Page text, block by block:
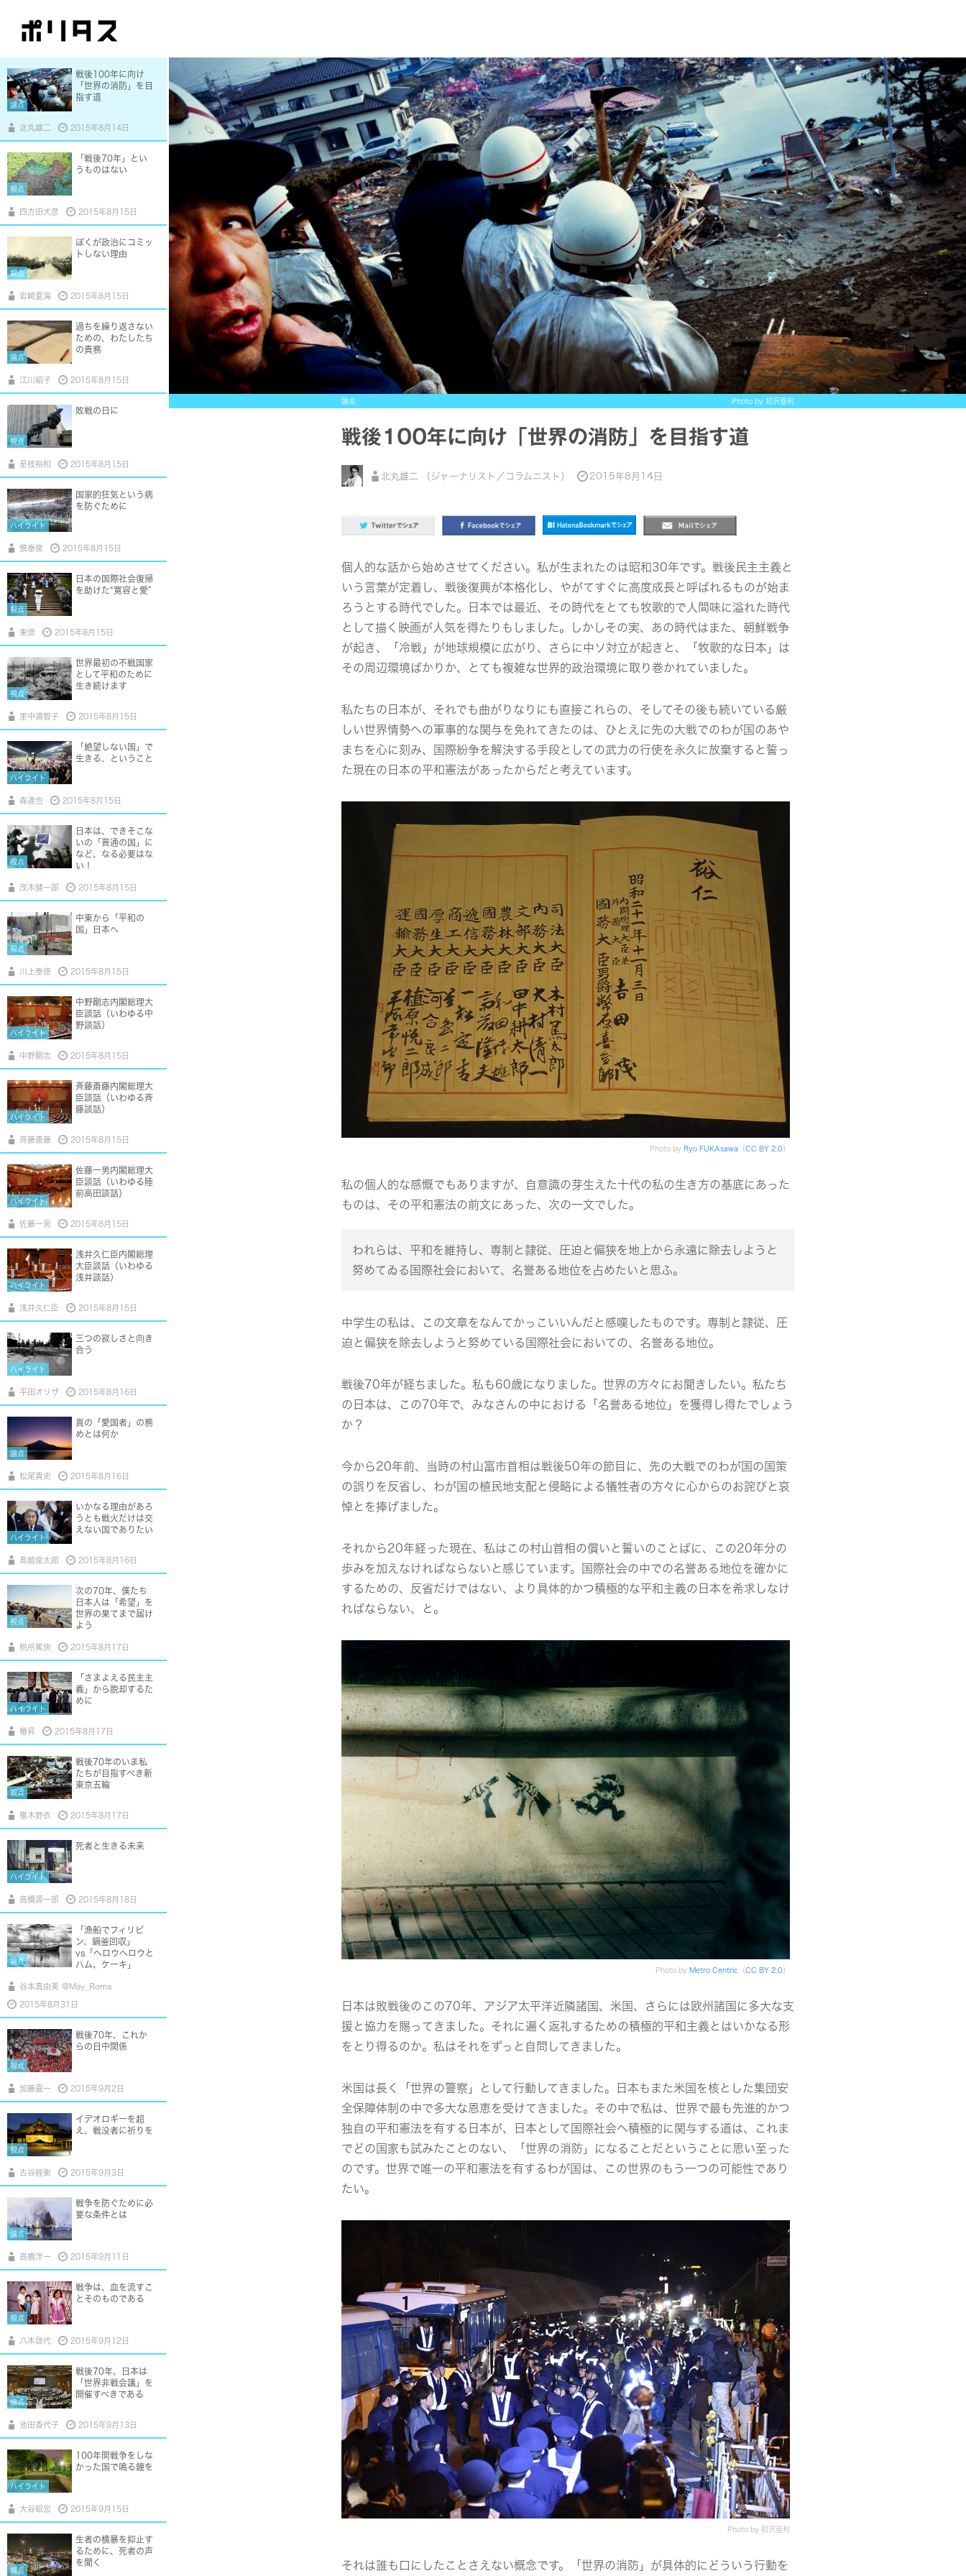
論点 Photo by 初沢亜利
戦後100年に向け「世界の消防」を目指す道
北丸雄二 （ジャーナリスト／コラムニスト） 2015年8月14日
個人的な話から始めさせてください。私が生まれたのは昭和30年です。戦後民主主義と
いう言葉が定着し、戦後復興が本格化し、やがてすぐに高度成長と呼ばれるものが始ま
ろうとする時代でした。日本では最近、その時代をとても牧歌的で人間味に溢れた時代
として描く映画が人気を得たりもしました。しかしその実、あの時代はまた、朝鮮戦争
が起き、「冷戦」が地球規模に広がり、さらに中ソ対立が起きと、「牧歌的な日本」は
その周辺環境ばかりか、とても複雑な世界的政治環境に取り巻かれていました。
私たちの日本が、それでも曲がりなりにも直接これらの、そしてその後も続いている厳
しい世界情勢への軍事的な関与を免れてきたのは、ひとえに先の大戦でのわが国のあや
まちを心に刻み、国際紛争を解決する手段としての武力の行使を永久に放棄すると誓っ
た現在の日本の平和憲法があったからだと考えています。
Photo by Ryo FUKAsawa （CC BY 2.0 ）
私の個人的な感慨でもありますが、自意識の芽生えた十代の私の生き方の基底にあった
ものは、その平和憲法の前文にあった、次の一文でした。
われらは、平和を維持し、専制と隷従、圧迫と偏狭を地上から永遠に除去しようと
努めてゐる国際社会において、名誉ある地位を占めたいと思ふ。
中学生の私は、この文章をなんてかっこいいんだと感嘆したものです。専制と隷従、圧
迫と偏狭を除去しようと努めている国際社会においての、名誉ある地位。
戦後70年が経ちました。私も60歳になりました。世界の方々にお聞きしたい。私たち
の日本は、この70年で、みなさんの中における「名誉ある地位」を獲得し得たでしょう
か？
今から20年前、当時の村山富市首相は戦後50年の節目に、先の大戦でのわが国の国策
の誤りを反省し、わが国の植民地支配と侵略による犠牲者の方々に心からのお詫びと哀
悼とを捧げました。
それから20年経った現在、私はこの村山首相の償いと誓いのことばに、この20年分の
歩みを加えなければならないと感じています。国際社会の中での名誉ある地位を確かに
するための、反省だけではない、より具体的かつ積極的な平和主義の日本を希求しなけ
ればならない、と。
Photo by Metro Centric（CC BY 2.0 ）
日本は敗戦後のこの70年、アジア太平洋近隣諸国、米国、さらには欧州諸国に多大な支
援と協力を賜ってきました。それに遍く返礼するための積極的平和主義とはいかなる形
をとり得るのか。私はそれをずっと自問してきました。
米国は長く「世界の警察」として行動してきました。日本もまた米国を核とした集団安
全保障体制の中で多大な恩恵を受けてきました。その中で私は、世界で最も先進的かつ
独自の平和憲法を有する日本が、日本として国際社会へ積極的に関与する道は、これま
でどの国家も試みたことのない、「世界の消防」になることだということに思い至った
のです。世界で唯一の平和憲法を有するわが国は、この世界のもう一つの可能性であり
たい。
Photo by 初沢亜利
それは誰も口にしたことさえない概念です。「世界の消防」が具体的にどういう行動を
加藤典洋 2015年8月14日
論点
戦後100年に向け
「世界の消防」を目
指す道
北丸雄二 2015年8月14日
視点
「戦後70年」とい
うものはない
四方田犬彦 2015年8月15日
視点
ぼくが政治にコミッ
トしない理由
岩崎夏海 2015年8月15日
論点
過ちを繰り返さない
ための、わたしたち
の責務
江川紹子 2015年8月15日
視点
敗戦の日に
是枝裕和 2015年8月15日
ハイライト
国家的狂気という病
を防ぐために
慎泰俊 2015年8月15日
視点
日本の国際社会復帰
を助けた“寛容と愛”
東信 2015年8月15日
視点
世界最初の不戦国家
として平和のために
生き続けます
里中満智子 2015年8月15日
ハイライト
「絶望しない国」で
生きる、ということ
森達也 2015年8月15日
視点
日本は、できそこな
いの「普通の国」に
など、なる必要はな
い！
茂木健一郎 2015年8月15日
視点
中東から「平和の
国」日本へ
川上泰徳 2015年8月15日
ハイライト
中野剛志内閣総理大
臣談話（いわゆる中
野談話）
中野剛志 2015年8月15日
ハイライト
斉藤斎藤内閣総理大
臣談話（いわゆる斉
藤談話）
斉藤斎藤 2015年8月15日
ハイライト
佐藤一男内閣総理大
臣談話（いわゆる陸
前高田談話）
佐藤一男 2015年8月15日
ハイライト
浅井久仁臣内閣総理
大臣談話（いわゆる
浅井談話）
浅井久仁臣 2015年8月15日
ハイライト
三つの寂しさと向き
合う
平田オリザ 2015年8月16日
論点
真の「愛国者」の務
めとは何か
松尾貴史 2015年8月16日
ハイライト
いかなる理由があろ
うとも戦火だけは交
えない国でありたい
鳥越俊太郎 2015年8月16日
視点
次の70年、僕たち
日本人は「希望」を
世界の果てまで届け
よう
税所篤快 2015年8月17日
ハイライト
「さまよえる民主主
義」から脱却するた
めに
椿昇 2015年8月17日
視点
戦後70年のいま私
たちが目指すべき新
東京五輪
椹木野衣 2015年8月17日
ハイライト
死者と生きる未来
高橋源一郎 2015年8月18日
論点
「漁船でフィリピ
ン、鍋釜回収」
vs「ヘロウヘロウと
ハム、ケーキ」
谷本真由美 @May_Roma
2015年8月31日
視点
戦後70年、これか
らの日中関係
加藤嘉一 2015年9月2日
視点
イデオロギーを超
え、戦没者に祈りを
古谷経衡 2015年9月3日
論点
戦争を防ぐために必
要な条件とは
高橋洋一 2015年9月11日
視点
戦争は、血を流すこ
とそのものである
八木啓代 2015年9月12日
論点
戦後70年、日本は
「世界非戦会議」を
開催すべきである
池田香代子 2015年9月13日
ハイライト
100年間戦争をしな
かった国で鳴る鐘を
大谷昭宏 2015年9月15日
視点
生者の横暴を抑止す
るために、死者の声
を聞く